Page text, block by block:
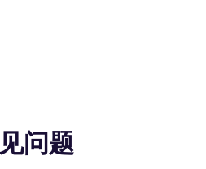
问题